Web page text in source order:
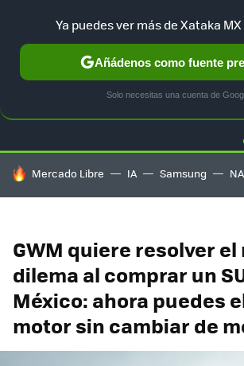
TESLA UBER AUTO ELECTRICO
HOY SE HABLA DE
Mercado Libre IA Samsung
GWM quiere resolver el
dilema al comprar un
México: ahora puedes
motor sin cambiar de
Ya puedes ver más de Xataka
Añádenos como fuente
Solo necesitas una cuenta de